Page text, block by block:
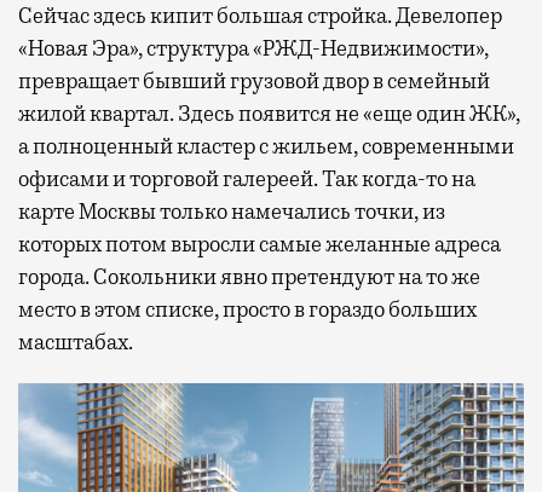
Сейчас здесь кипит большая стройка. Девелопер
«Новая Эра», структура «РЖД-Недвижимости»,
превращает бывший грузовой двор в семейный
жилой квартал. Здесь появится не «еще один ЖК»,
а полноценный кластер с жильем, современными
офисами и торговой галереей. Так когда-то на
карте Москвы только намечались точки, из
которых потом выросли самые желанные адреса
города. Сокольники явно претендуют на то же
место в этом списке, просто в гораздо больших
масштабах.